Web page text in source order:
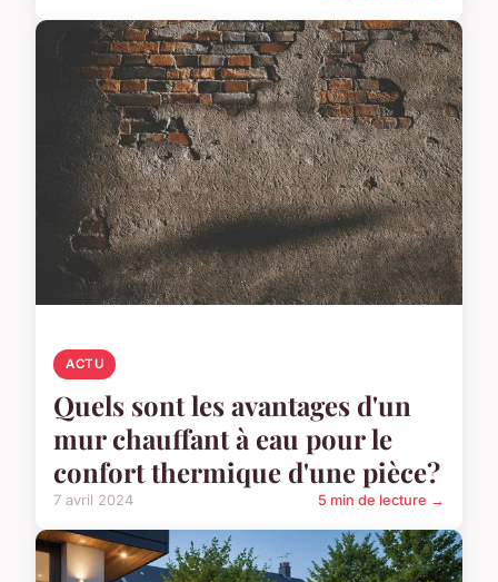
ACTU
Quels sont les avantages d'un
mur chauffant à eau pour le
confort thermique d'une pièce?
7 avril 2024 5 min de lecture →